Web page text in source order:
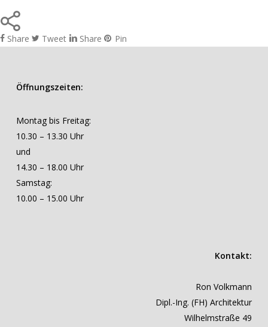
Share Tweet Share Pin
Öffnungszeiten:
Montag bis Freitag:
10.30 – 13.30 Uhr
und
14.30 – 18.00 Uhr
Samstag:
10.00 – 15.00 Uhr
Kontakt:
Ron Volkmann
Dipl.-Ing. (FH) Architektur
Wilhelmstraße 49